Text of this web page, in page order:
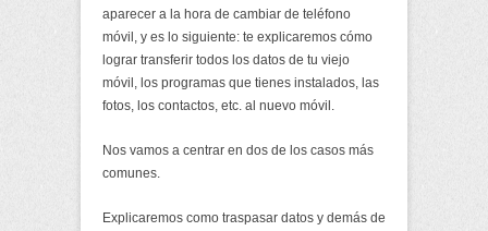
aparecer a la hora de cambiar de teléfono
móvil, y es lo siguiente: te explicaremos cómo
lograr transferir todos los datos de tu viejo
móvil, los programas que tienes instalados, las
fotos, los contactos, etc. al nuevo móvil.
Nos vamos a centrar en dos de los casos más
comunes.
Explicaremos como traspasar datos y demás de